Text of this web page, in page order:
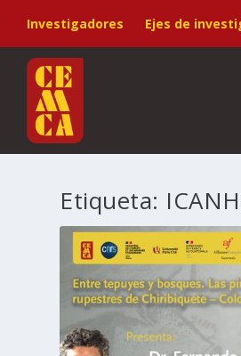
Investigadores Ejes de
Etiqueta: ICANH